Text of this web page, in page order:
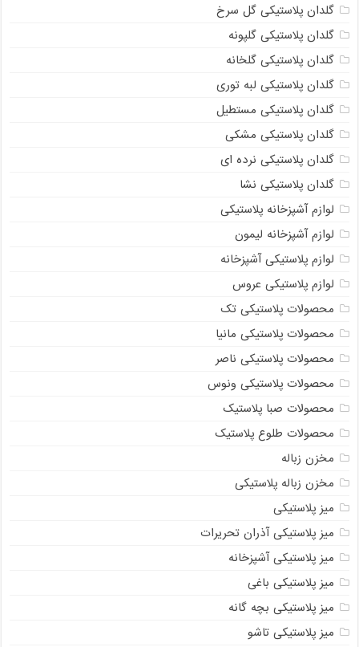
گلدان پلاستیکی گل سرخ
گلدان پلاستیکی گلپونه
گلدان پلاستیکی گلخانه
گلدان پلاستیکی لبه توری
گلدان پلاستیکی مستطیل
گلدان پلاستیکی مشکی
گلدان پلاستیکی نرده ای
گلدان پلاستیکی نشا
لوازم آشپزخانه پلاستیکی
لوازم آشپزخانه لیمون
لوازم پلاستیکی آشپزخانه
لوازم پلاستیکی عروس
محصولات پلاستیکی تک
محصولات پلاستیکی مانیا
محصولات پلاستیکی ناصر
محصولات پلاستیکی ونوس
محصولات صبا پلاستیک
محصولات طلوع پلاستیک
مخزن زباله
مخزن زباله پلاستیکی
میز پلاستیکی
میز پلاستیکی آذران تحریرات
میز پلاستیکی آشپزخانه
میز پلاستیکی باغی
میز پلاستیکی بچه گانه
میز پلاستیکی تاشو